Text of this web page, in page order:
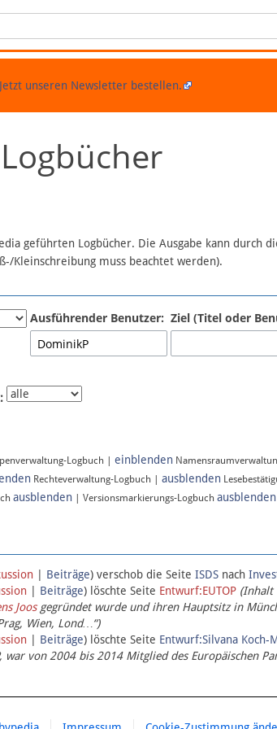
Jetzt unseren Newsletter bestellen.
geführten Logbücher. Die Ausgabe kann durch
Kleinschreibung muss beachtet werden).
Ausführender Benutzer: Ziel (Titel oder
Logbuch | einblenden
Rechteverwaltung-Logbuch | ausblenden
ausblenden | Versionsmarkierungs-Logbuch ausblenden
| Beiträge) verschob die Seite ISDS nach
| Beiträge) löschte Seite Entwurf:EUTOP (Inhalt
Joosgegründet wurde und ihren Hauptsitz in
Wien, Lond…“)
| Beiträge) löschte Seite Entwurf:Silvana Koch-
war von 2004 bis 2014 Mitglied des Europäischen